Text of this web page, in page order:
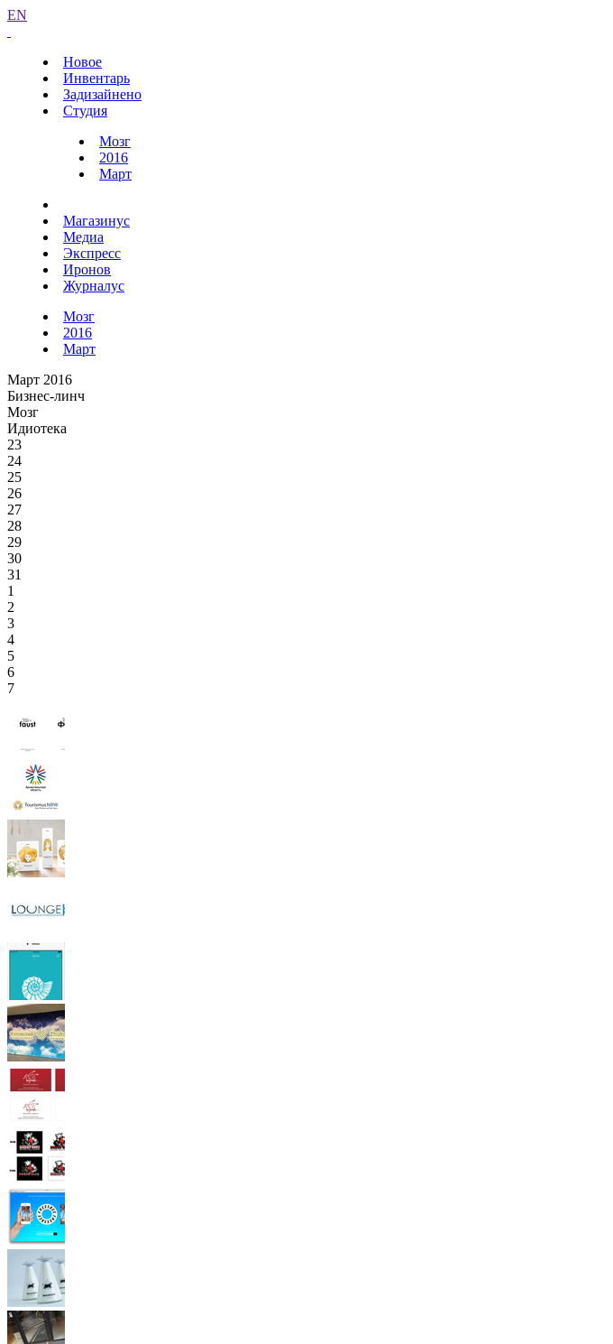
EN
Новое
Инвентарь
Задизайнено
Студия
Мозг
2016
Март
Магазинус
Медиа
Экспресс
Иронов
Журналус
Мозг
2016
Март
Март 2016
Бизнес-линч
Мозг
Идиотека
23
24
25
26
27
28
29
30
31
1
2
3
4
5
6
7